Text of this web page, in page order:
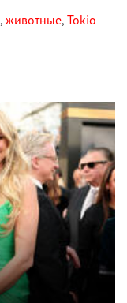
, животные, Tokio